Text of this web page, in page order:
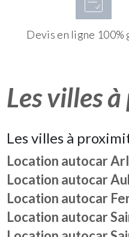
Devis en ligne
Les villes
Les villes à
Location autocar
Location autocar
Location autocar
Location autocar